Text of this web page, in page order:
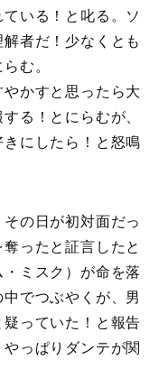
いる！と叱る。ソ
者だ！少なくとも
む。
かすと思ったら大
る！とにらむが、
にしたら！と怒鳴
の日が初対面だっ
ったと証言したと
ミスク）が命を落
でつぶやくが、男
っていた！と報告
っぱりダンテが関